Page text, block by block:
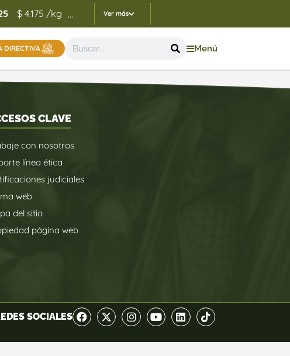
$ 4.175 /kg Indicadores Precios de Referencia FEP - 05/
... Ver más
DIRECTIVA Menú
CLAVE
con nosotros
línea ética
judiciales
web
del sitio
página web
SOCIALES